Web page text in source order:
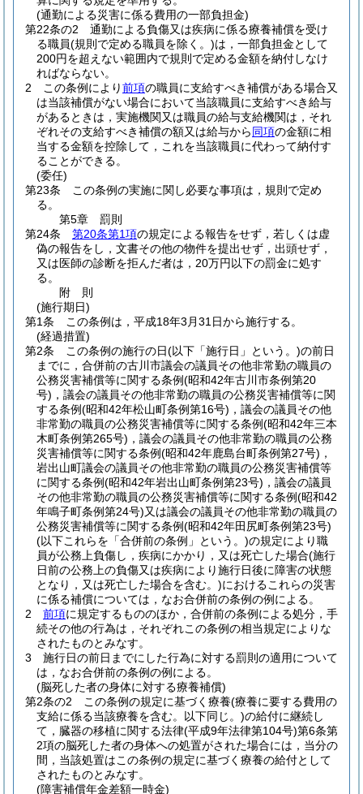
(通勤による災害に係る費用の一部負担金)
第22条の2
通勤による負傷又は疾病に係る療養補償を受け
る職員(規則で定める職員を除く。)は，一部負担金として
200円を超えない範囲内で規則で定める金額を納付しなけ
ればならない。
2
この条例により前項の職員に支給すべき補償がある場合又
は当該補償がない場合において当該職員に支給すべき給与
があるときは，実施機関又は職員の給与支給機関は，それ
ぞれその支給すべき補償の額又は給与から同項の金額に相
当する金額を控除して，これを当該職員に代わって納付す
ることができる。
(委任)
第23条
この条例の実施に関し必要な事項は，規則で定め
る。
第5章
罰則
第24条
第20条第1項の規定による報告をせず，若しくは虚
偽の報告をし，文書その他の物件を提出せず，出頭せず，
又は医師の診断を拒んだ者は，20万円以下の罰金に処す
る。
附 則
(施行期日)
第1条
この条例は，平成18年3月31日から施行する。
(経過措置)
第2条
この条例の施行の日(以下「施行日」という。)の前日
までに，合併前の古川市議会の議員その他非常勤の職員の
公務災害補償等に関する条例(昭和42年古川市条例第20
号) ，議会の議員その他非常勤の職員の公務災害補償等に関
する条例(昭和42年松山町条例第16号) ，議会の議員その他
非常勤の職員の公務災害補償等に関する条例(昭和42年三本
木町条例第265号) ，議会の議員その他非常勤の職員の公務
災害補償等に関する条例(昭和42年鹿島台町条例第27号) ，
岩出山町議会の議員その他非常勤の職員の公務災害補償等
に関する条例(昭和42年岩出山町条例第23号) ，議会の議員
その他非常勤の職員の公務災害補償等に関する条例(昭和42
年鳴子町条例第24号)又は議会の議員その他非常勤の職員の
公務災害補償等に関する条例(昭和42年田尻町条例第23号)
(以下これらを「合併前の条例」という。)の規定により職
員が公務上負傷し，疾病にかかり，又は死亡した場合(施行
日前の公務上の負傷又は疾病により施行日後に障害の状態
となり，又は死亡した場合を含む。)におけるこれらの災害
に係る補償については，なお合併前の条例の例による。
2
前項に規定するもののほか，合併前の条例による処分，手
続その他の行為は，それぞれこの条例の相当規定によりな
されたものとみなす。
3
施行日の前日までにした行為に対する罰則の適用について
は，なお合併前の条例の例による。
(脳死した者の身体に対する療養補償)
第2条の2
この条例の規定に基づく療養(療養に要する費用の
支給に係る当該療養を含む。以下同じ。)の給付に継続し
て，臓器の移植に関する法律(平成9年法律第104号)第6条第
2項の脳死した者の身体への処置がされた場合には，当分の
間，当該処置はこの条例の規定に基づく療養の給付として
されたものとみなす。
(障害補償年金差額一時金)